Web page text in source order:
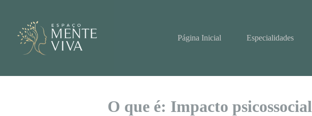
conteúdo
Página Inicial Especialidades
O que é: Impacto psicossocial